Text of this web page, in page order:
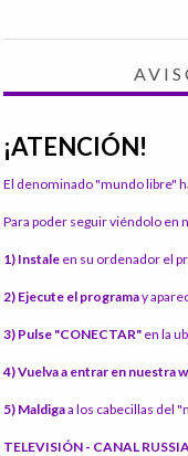
¡ATENCIÓN!
El denominado "mundo libre"
Para poder seguir viéndolo en
1) Instale en su ordenador el
2) Ejecute el programay
3) Pulse "CONECTAR" en la
4) Vuelva a entrar en nuestra
5) Maldigaa los cabecillas del
TELEVISIÓN - CANAL